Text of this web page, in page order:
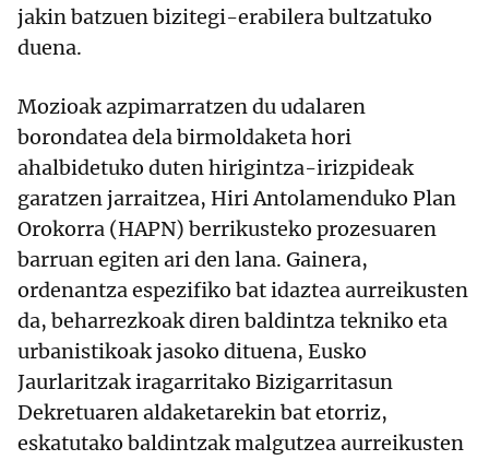
jakin batzuen bizitegi-erabilera bultzatuko
duena.
Mozioak azpimarratzen du udalaren
borondatea dela birmoldaketa hori
ahalbidetuko duten hirigintza-irizpideak
garatzen jarraitzea, Hiri Antolamenduko Plan
Orokorra (HAPN) berrikusteko prozesuaren
barruan egiten ari den lana. Gainera,
ordenantza espezifiko bat idaztea aurreikusten
da, beharrezkoak diren baldintza tekniko eta
urbanistikoak jasoko dituena, Eusko
Jaurlaritzak iragarritako Bizigarritasun
Dekretuaren aldaketarekin bat etorriz,
eskatutako baldintzak malgutzea aurreikusten